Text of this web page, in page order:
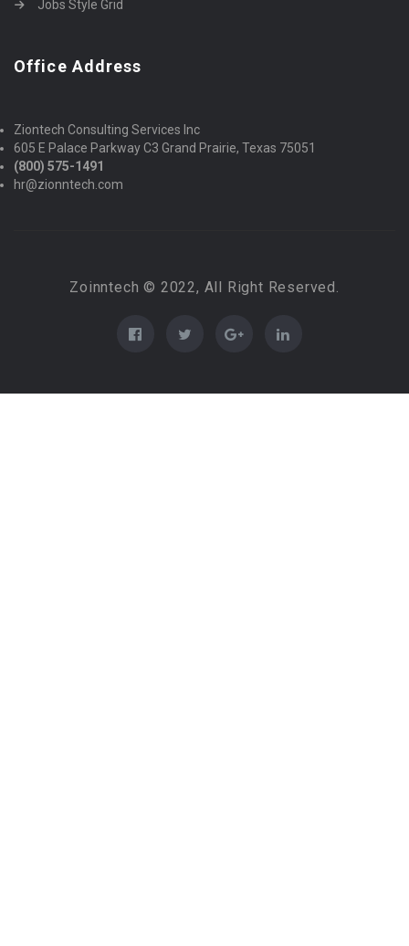
Jobs Style Grid
Office Address
Ziontech Consulting Services Inc
605 E Palace Parkway C3 Grand Prairie, Texas 75051
(800) 575-1491
hr@zionntech.com
Zoinntech © 2022, All Right Reserved.